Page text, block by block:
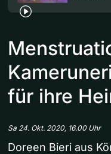
für ihre
Sa 24. Okt. 2020, 16.00 Uhr
Doreen Bieri aus